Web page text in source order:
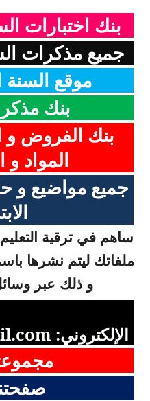
بنك اختبارات
جميع مذكرات
موقع السنة
بنك
بنك الفروض و
المواد
جميع مواضيع و
ساهم في ترقية
ملفاتك ليتم نشرها
و ذلك عبر
الإلكتروني: